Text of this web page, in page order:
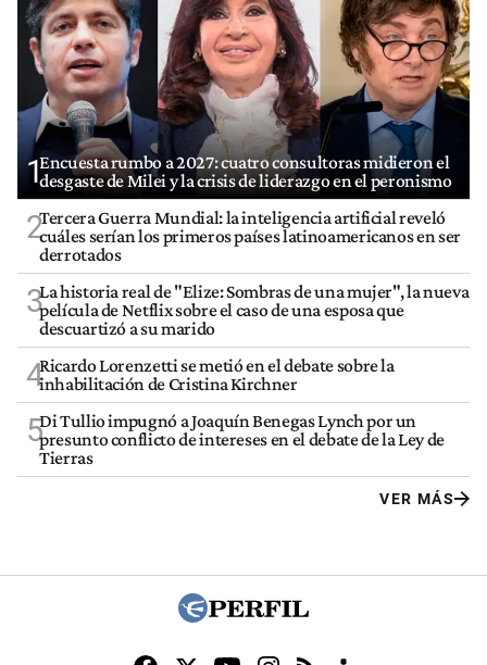
1Encuesta rumbo a 2027: cuatro consultoras midieron el
desgaste de Milei y la crisis de liderazgo en el peronismo
2Tercera Guerra Mundial: la inteligencia artificial reveló
cuáles serían los primeros países latinoamericanos en ser
derrotados
3La historia real de "Elize: Sombras de una mujer", la nueva
película de Netflix sobre el caso de una esposa que
descuartizó a su marido
4Ricardo Lorenzetti se metió en el debate sobre la
inhabilitación de Cristina Kirchner
5Di Tullio impugnó a Joaquín Benegas Lynch por un
presunto conflicto de intereses en el debate de la Ley de
Tierras
VER MÁS